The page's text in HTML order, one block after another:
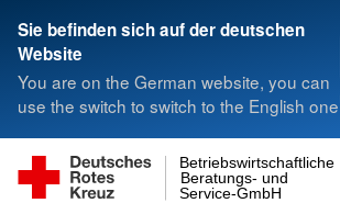
Sie befinden sich auf der deutschen
Website
You are on the German website, you can
use the switch to switch to the English one
Service-GmbH
Beratungs- und
Betriebswirtschaftliche